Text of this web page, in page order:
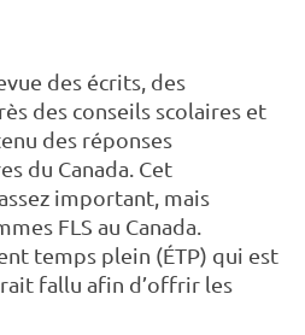
des écrits, des
des conseils scolaires et
des réponses
du Canada. Cet
important, mais
FLS au Canada.
temps plein (ÉTP) qui est
fallu afin d’offrir les